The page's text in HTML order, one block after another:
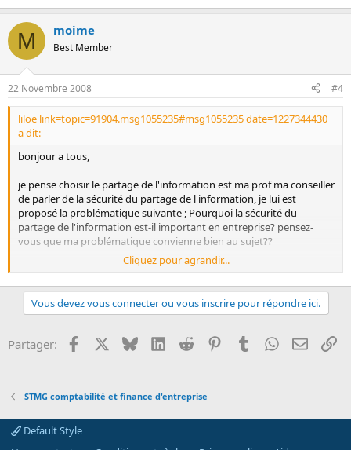
M moime
Best Member
22 Novembre 2008 #4
liloe link=topic=91904.msg1055235#msg1055235 date=1227344430
a dit:
bonjour a tous,
je pense choisir le partage de l'information est ma prof ma conseiller
de parler de la sécurité du partage de l'information, je lui est
proposé la problématique suivante ; Pourquoi la sécurité du
partage de l'information est-il important en entreprise? pensez-
vous que ma problématique convienne bien au sujet??
je pense parler que des informations peuvent étre confidentielle
(comme les coordonnées des clients, certain chiffres, mais aussi
certaine activité (pour éviter la copie par la concurrence par
exemple)) est donc que les différents services ne peuvent pas tous y
une base de données commune aux utilisateurs de l'entreprise.
(et
ça s'appelle comment ce logiciel ? et en anglais)
sur internet et je suis allé au CDI mais je n'est rien trouvé non plus...
merci est bon courage a tout les STG
Cliquez pour agrandir...
Vous devez vous connecter ou vous inscrire pour répondre ici.
Partager: Facebook BlueskyLinkedInReddit PinterestTumblrWhatsApp
Email
STMG comptabilité et finance d'entreprise
Default Style